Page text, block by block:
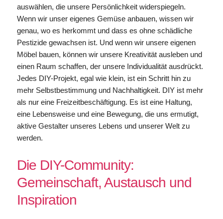
auswählen, die unsere Persönlichkeit widerspiegeln.
Wenn wir unser eigenes Gemüse anbauen, wissen wir
genau, wo es herkommt und dass es ohne schädliche
Pestizide gewachsen ist. Und wenn wir unsere eigenen
Möbel bauen, können wir unsere Kreativität ausleben und
einen Raum schaffen, der unsere Individualität ausdrückt.
Jedes DIY-Projekt, egal wie klein, ist ein Schritt hin zu
mehr Selbstbestimmung und Nachhaltigkeit. DIY ist mehr
als nur eine Freizeitbeschäftigung. Es ist eine Haltung,
eine Lebensweise und eine Bewegung, die uns ermutigt,
aktive Gestalter unseres Lebens und unserer Welt zu
werden.
Die DIY-Community:
Gemeinschaft, Austausch und
Inspiration